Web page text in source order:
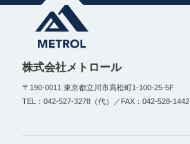
株式会社メトロール
〒190-0011 東京都立川市高松町1-100-25-5F
TEL：042-527-3278（代）／FAX：042-528-1442